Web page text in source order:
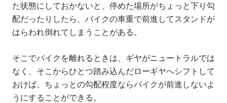
た状態にしておかないと、停めた場所がちょっと下り勾
配だったりしたら、バイクの車重で前進してスタンドが
はらわれ倒れてしまうことがある。
そこでバイクを離れるときは、ギヤがニュートラルでは
なく、そこからひとつ踏み込んだローギヤへシフトして
おけば、ちょっとの勾配程度ならバイクが前進しないよ
うにすることができる。